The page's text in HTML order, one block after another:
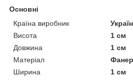
Основні
Країна виробник
Висота
1 см
Довжина
1 см
Матеріал
Ширина
1 см